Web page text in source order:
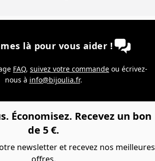
là pour vous aider !
FAQ, suivez votre commande ou écrivez-
nous à info@bijoulia.fr.
Économisez. Recevez un bon
de 5 €.
newsletter et recevez nos meilleures
offres.